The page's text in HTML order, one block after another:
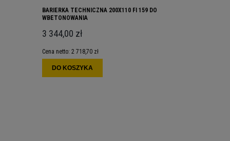
BARIERKA TECHNICZNA 200X110 FI 159 DO
WBETONOWANIA
3 344,00 zł
Cena netto: 2 718,70 zł
DO KOSZYKA